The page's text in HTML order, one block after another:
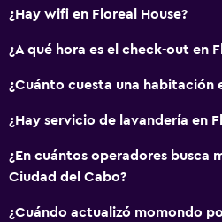
¿Hay wifi en Floreal House?
¿A qué hora es el check-out en
¿Cuánto cuesta una habitación
¿Hay servicio de lavandería en
¿En cuántos operadores busca
Ciudad del Cabo?
¿Cuándo actualizó momondo